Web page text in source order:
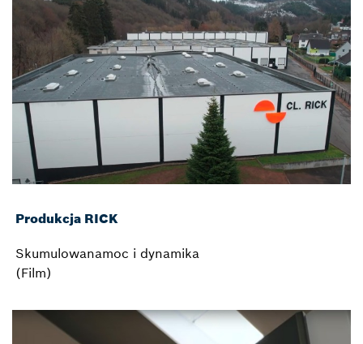
Produkcja RICK
Skumulowanamoc i dynamika
(Film)